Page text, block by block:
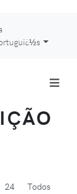
24 Todos